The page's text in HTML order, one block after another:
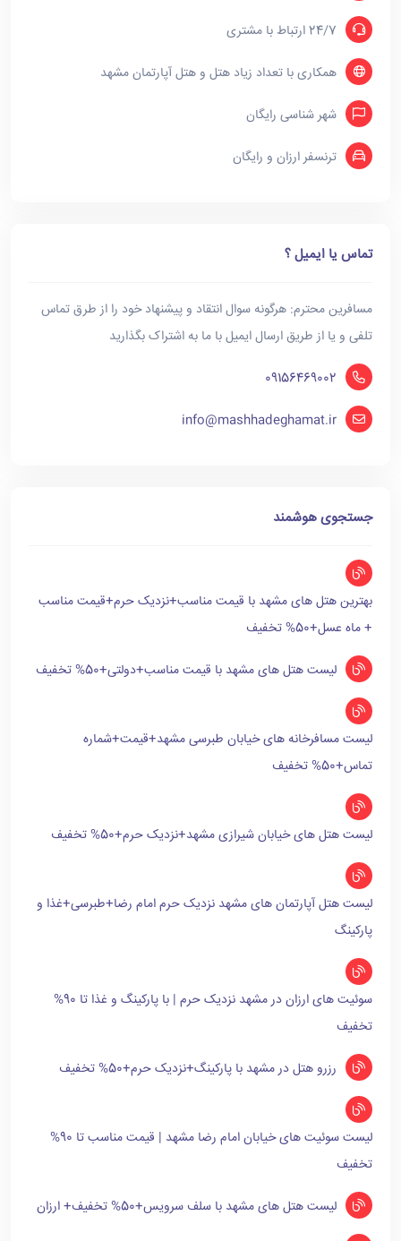
24/7 ارتباط با مشتری
همکاری با تعداد زیاد هتل و هتل آپارتمان مشهد
شهر شناسی رایگان
ترنسفر ارزان و رایگان
تماس یا ایمیل ؟
مسافرین محترم: هرگونه سوال انتقاد و پیشنهاد خود را از طرق تماس
تلفی و یا از طریق ارسال ایمیل با ما به اشتراک بگذارید
09156469002
info@mashhadeghamat.ir
جستجوی هوشمند
بهترین هتل های مشهد با قیمت مناسب+نزدیک حرم+قیمت مناسب
+ ماه عسل+50% تخفیف
لیست هتل های مشهد با قیمت مناسب+دولتی+50% تخفیف
لیست مسافرخانه های خیابان طبرسی مشهد+قیمت+شماره
تماس+50% تخفیف
لیست هتل های خیابان شیرازی مشهد+نزدیک حرم+50% تخفیف
لیست هتل آپارتمان های مشهد نزدیک حرم امام رضا+طبرسی+غذا و
پارکینگ
سوئیت های ارزان در مشهد نزدیک حرم | با پارکینگ و غذا تا 90%
تخفیف
رزرو هتل در مشهد با پارکینگ+نزدیک حرم+50% تخفیف
لیست سوئیت های خیابان امام رضا مشهد | قیمت مناسب تا 90%
تخفیف
لیست هتل های مشهد با سلف سرویس+50% تخفیف+ ارزان